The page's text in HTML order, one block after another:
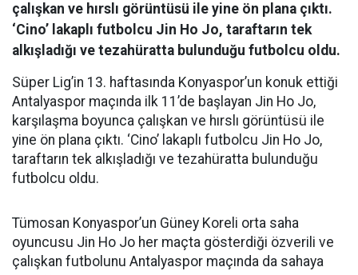
çalışkan ve hırslı görüntüsü ile yine ön plana çıktı.
‘Cino’ lakaplı futbolcu Jin Ho Jo, taraftarın tek
alkışladığı ve tezahüratta bulunduğu futbolcu oldu.
Süper Lig’in 13. haftasında Konyaspor’un konuk ettiği
Antalyaspor maçında ilk 11’de başlayan Jin Ho Jo,
karşılaşma boyunca çalışkan ve hırslı görüntüsü ile
yine ön plana çıktı. ‘Cino’ lakaplı futbolcu Jin Ho Jo,
taraftarın tek alkışladığı ve tezahüratta bulunduğu
futbolcu oldu.
Tümosan Konyaspor’un Güney Koreli orta saha
oyuncusu Jin Ho Jo her maçta gösterdiği özverili ve
çalışkan futbolunu Antalyaspor maçında da sahaya